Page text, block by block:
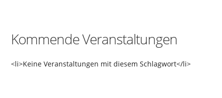
Kommende Veranstaltungen
<li>Keine Veranstaltungen mit diesem Schlagwort</li>